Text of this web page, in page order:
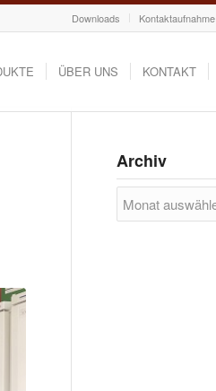
Downloads Kontaktaufnahme
ÜBER UNS KONTAKT
Archiv